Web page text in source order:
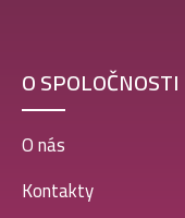
O SPOLOČNOSTI
O nás
Kontakty